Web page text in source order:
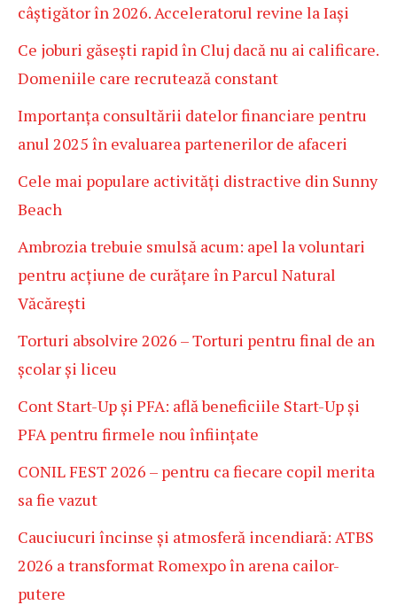
câștigător în 2026. Acceleratorul revine la Iași
Ce joburi găsești rapid în Cluj dacă nu ai calificare.
Domeniile care recrutează constant
Importanța consultării datelor financiare pentru
anul 2025 în evaluarea partenerilor de afaceri
Cele mai populare activități distractive din Sunny
Beach
Ambrozia trebuie smulsă acum: apel la voluntari
pentru acțiune de curățare în Parcul Natural
Văcărești
Torturi absolvire 2026 – Torturi pentru final de an
școlar și liceu
Cont Start-Up și PFA: află beneficiile Start-Up și
PFA pentru firmele nou înființate
CONIL FEST 2026 – pentru ca fiecare copil merita
sa fie vazut
Cauciucuri încinse și atmosferă incendiară: ATBS
2026 a transformat Romexpo în arena cailor-
putere